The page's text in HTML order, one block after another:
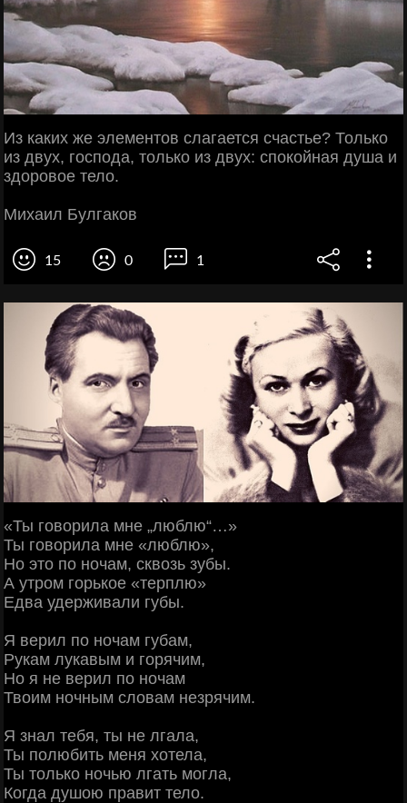
Из каких же элементов слагается счастье? Только
из двух, господа, только из двух: спокойная душа и
здоровое тело.
Михаил Булгаков
15 0 1
«Ты говорила мне „люблю“…»
Ты говорила мне «люблю»,
Но это по ночам, сквозь зубы.
А утром горькое «терплю»
Едва удерживали губы.
Я верил по ночам губам,
Рукам лукавым и горячим,
Но я не верил по ночам
Твоим ночным словам незрячим.
Я знал тебя, ты не лгала,
Ты полюбить меня хотела,
Ты только ночью лгать могла,
Когда душою правит тело.